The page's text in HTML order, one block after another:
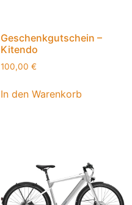
Geschenkgutschein –
Kitendo
100,00 €
In den Warenkorb